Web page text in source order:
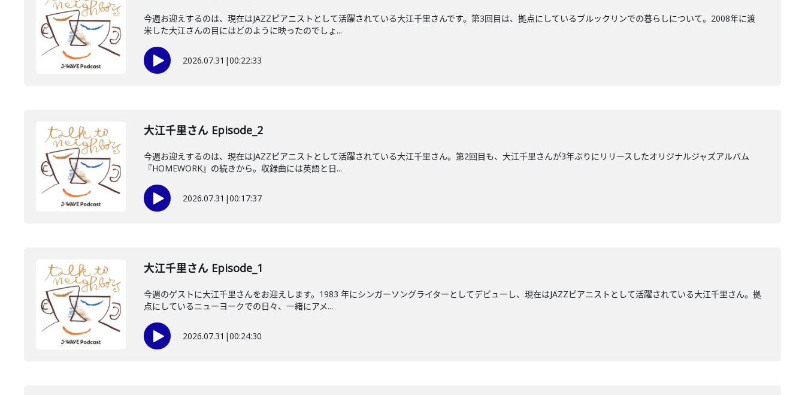
今週お迎えするのは、現在はJAZZピアニストとして活躍されている大江千里さんです。第3回目は、拠点にしているブルックリンでの暮らしについて。2008年に渡
米した大江さんの目にはどのように映ったのでしょ...
2026.07.31 |00:22:33
大江千里さん Episode_2
今週お迎えするのは、現在はJAZZピアニストとして活躍されている大江千里さん。第2回目も、大江千里さんが3年ぶりにリリースしたオリジナルジャズアルバム
『HOMEWORK』の続きから。収録曲には英語と日...
2026.07.31 |00:17:37
大江千里さん Episode_1
今週のゲストに大江千里さんをお迎えします。1983 年にシンガーソングライターとしてデビューし、現在はJAZZピアニストとして活躍されている大江千里さん。拠
点にしているニューヨークでの日々、一緒にアメ...
2026.07.31 |00:24:30